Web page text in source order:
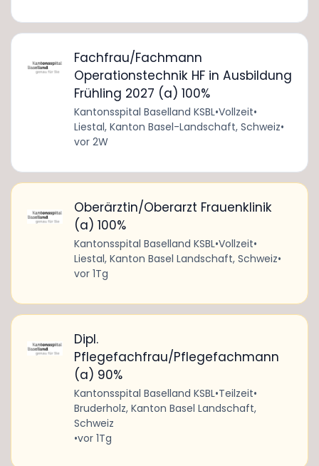
Fachfrau/Fachmann
Operationstechnik HF in Ausbildung
Frühling 2027 (a) 100%
Kantonsspital Baselland KSBL•Vollzeit•
Liestal, Kanton Basel-Landschaft, Schweiz•
vor 2W
Oberärztin/Oberarzt Frauenklinik
(a) 100%
Kantonsspital Baselland KSBL•Vollzeit•
Liestal, Kanton Basel Landschaft, Schweiz•
vor 1Tg
Dipl.
Pflegefachfrau/Pflegefachmann
(a) 90%
Kantonsspital Baselland KSBL•Teilzeit•
Bruderholz, Kanton Basel Landschaft,
Schweiz
•vor 1Tg